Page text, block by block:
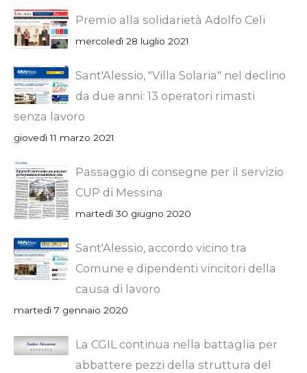
Premio alla solidarietà Adolfo Celi
mercoledì 28 luglio 2021
Sant'Alessio, "Villa Solaria" nel declino
da due anni: 13 operatori rimasti
senza lavoro
giovedì 11 marzo 2021
Passaggio di consegne per il servizio
CUP di Messina
martedì 30 giugno 2020
Sant'Alessio, accordo vicino tra
Comune e dipendenti vincitori della
causa di lavoro
martedì 7 gennaio 2020
La CGIL continua nella battaglia per
abbattere pezzi della struttura del